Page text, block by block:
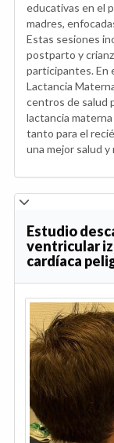
educativas en el
madres,
Estas sesiones
postparto y
participantes. En
Lactancia
centros de salud
lactancia
tanto para el
una mejor salud
Estudio
ventricular
cardíaca